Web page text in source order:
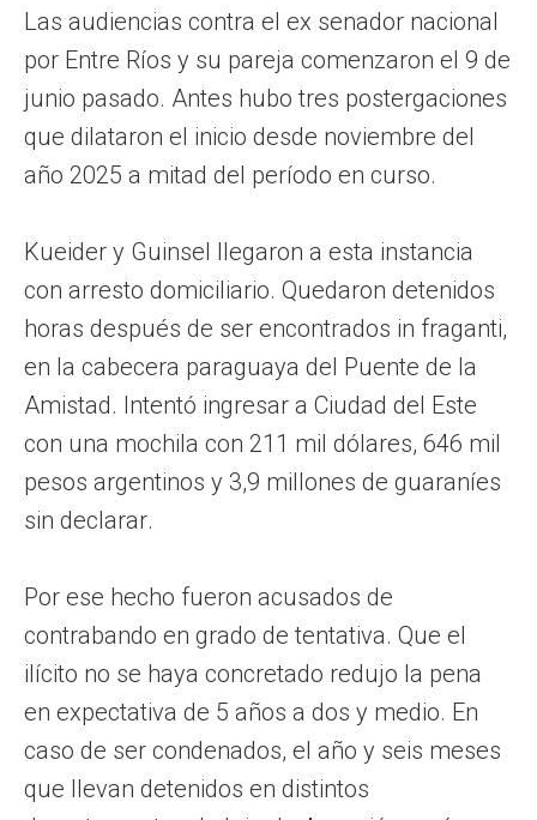
Las audiencias contra el ex senador nacional
por Entre Ríos y su pareja comenzaron el 9 de
junio pasado. Antes hubo tres postergaciones
que dilataron el inicio desde noviembre del
año 2025 a mitad del período en curso.
Kueider y Guinsel llegaron a esta instancia
con arresto domiciliario. Quedaron detenidos
horas después de ser encontrados in fraganti,
en la cabecera paraguaya del Puente de la
Amistad. Intentó ingresar a Ciudad del Este
con una mochila con 211 mil dólares, 646 mil
pesos argentinos y 3,9 millones de guaraníes
sin declarar.
Por ese hecho fueron acusados de
contrabando en grado de tentativa. Que el
ilícito no se haya concretado redujo la pena
en expectativa de 5 años a dos y medio. En
caso de ser condenados, el año y seis meses
que llevan detenidos en distintos